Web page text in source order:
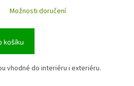
Možnosti doručení
košíku
vhodné do interiéru i exteriéru.